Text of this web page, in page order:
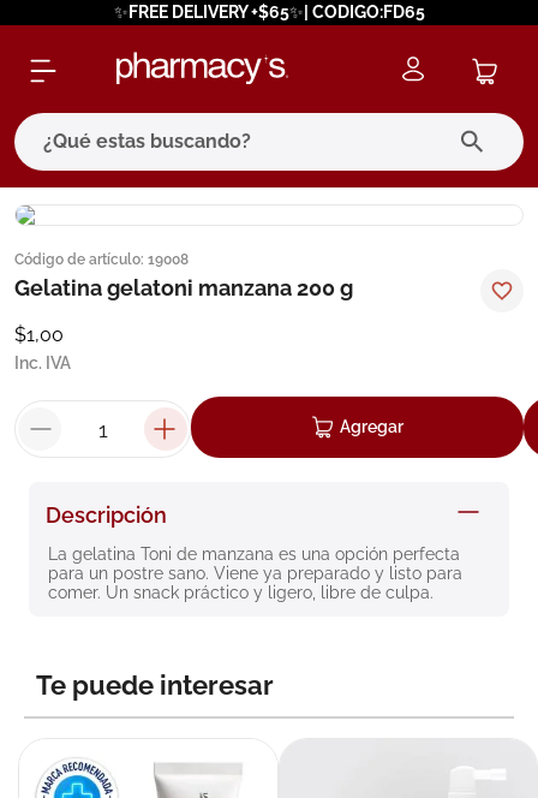
✨FREE DELIVERY +$65✨| CODIGO:FD65
¿Qué estas buscando?
Código de artículo: 19008
Gelatina gelatoni manzana 200 g
$1,00
Inc. IVA
Agregar
Descripción
La gelatina Toni de manzana es una opción perfecta
para un postre sano. Viene ya preparado y listo para
comer. Un snack práctico y ligero, libre de culpa.
Te puede interesar
términos más buscados
1. eucerin
cerave
7. isdin
8. roche posay
9. nivea